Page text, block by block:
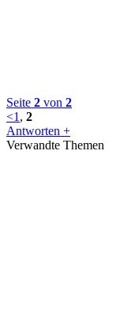
Seite 2 von 2
<1 , 2
Antworten +
Verwandte Themen